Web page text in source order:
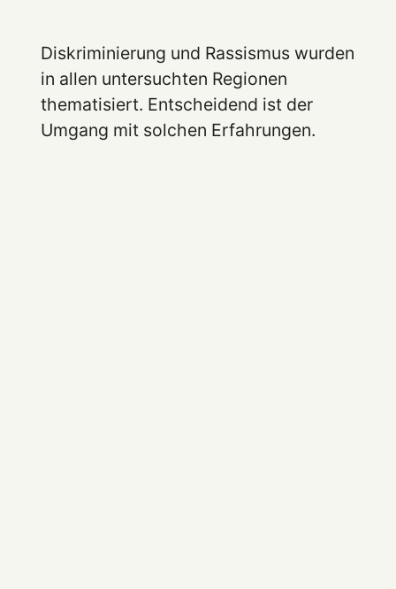
Diskriminierung und Rassismus wurden
in allen untersuchten Regionen
thematisiert. Entscheidend ist der
Umgang mit solchen Erfahrungen.